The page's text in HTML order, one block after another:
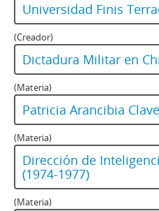
Universidad Finis
(Creador)
Dictadura Militar en
(Materia)
Patricia Arancibia
(Materia)
Dirección de
(1974-1977)
(Materia)